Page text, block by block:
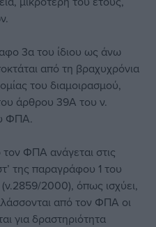
3α του ίδιου ως άνω
από τη βραχυχρόνια
του διαμοιρασμού,
άρθρου 39Α του ν.
ΦΠΑ.
ΦΠΑ ανάγεται στις
της παραγράφου 1 του
2000), όπως ισχύει,
από τον ΦΠΑ οι
για δραστηριότητα